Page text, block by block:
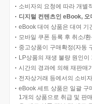
소비자의 요청에 따라 개별
디지털 컨텐츠인 eBook,
eBook 대여 상품은 대여 기
모바일 쿠폰 등록 후 취소/
중고상품이 구매확정(자동
LP상품의 재생 불량 원인
시간의 경과에 의해 재판매
전자상거래 등에서의 소비
eBook 세트 상품은 일괄 구
1개의 상품으로 취급 및 판